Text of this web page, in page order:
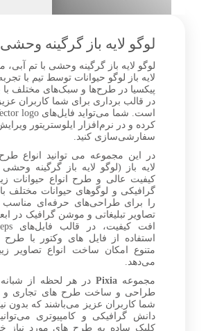
0
لوگو لایه باز گرگینه
لوگو لایه باز گرگینه وحشی با تم آبی،
لایه باز لوگو حیوانات توسط تیم با
پیکسیا در طرح‌ها و سبک‌های مختلف با
در قالب برداری برای شما کاربران
کرده و در نرم‌افزار ایلوستریتور
سفارشی‌سازی کنید.
در این مجموعه می توانید انواع
لایه باز (لوگو لایه باز گرگینه
کیفیت عالی و طرح انواع حیوانات
گرافیکی و لوگوهای حیوانات مختلف
را برای طراحی‌های حرفه‌ای مناسب
تصاویر تبلیغاتی و موشن گرافیک در
استفاده از فایل های وکتور با
متنوع امکان ساخت انواع تصاویر
می‌دهد.
مجموعه Pixia در هر لحظه از
طراحی و ساخت طرح های تجاری و
شما کاربران عزیز می‌باشند که بدون
دانش گرافیکی و کامپیوتری
کلیک ساده به طرح های مورد نیاز